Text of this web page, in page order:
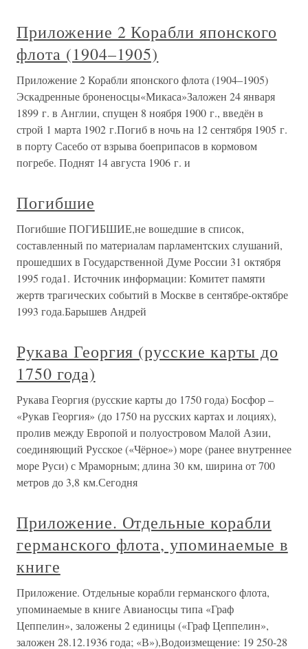
Приложение 2 Корабли японского
флота (1904–1905)
Приложение 2 Корабли японского флота (1904–1905)
Эскадренные броненосцы«Микаса»Заложен 24 января
1899 г. в Англии, спущен 8 ноября 1900 г., введён в
строй 1 марта 1902 г.Погиб в ночь на 12 сентября 1905 г.
в порту Сасебо от взрыва боеприпасов в кормовом
погребе. Поднят 14 августа 1906 г. и
Погибшие
Погибшие ПОГИБШИЕ,не вошедшие в список,
составленный по материалам парламентских слушаний,
прошедших в Государственной Думе России 31 октября
1995 года1. Источник информации: Комитет памяти
жертв трагических событий в Москве в сентябре-октябре
1993 года.Барышев Андрей
Рукава Георгия (русские карты до
1750 года)
Рукава Георгия (русские карты до 1750 года) Босфор –
«Рукав Георгия» (до 1750 на русских картах и лоциях),
пролив между Европой и полуостровом Малой Азии,
соединяющий Русское («Чёрное») море (ранее внутреннее
море Руси) с Мраморным; длина 30 км, ширина от 700
метров до 3,8 км.Сегодня
Приложение. Отдельные корабли
германского флота, упоминаемые в
книге
Приложение. Отдельные корабли германского флота,
упоминаемые в книге Авианосцы типа «Граф
Цеппелин», заложены 2 единицы («Граф Цеппелин»,
заложен 28.12.1936 года; «В»),Водоизмещение: 19 250-28